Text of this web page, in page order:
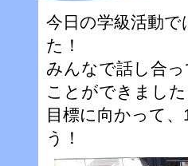
今日の学級活動
た！
みんなで話し合
ことができまし
目標に向かって
う！